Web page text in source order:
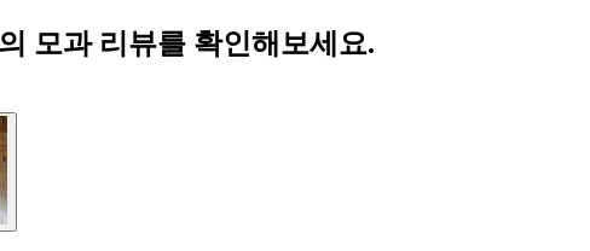
모과 리뷰를 확인해보세요.